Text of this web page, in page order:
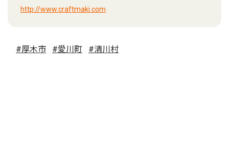
http://www.craftmaki.com
#厚木市 #愛川町 #清川村